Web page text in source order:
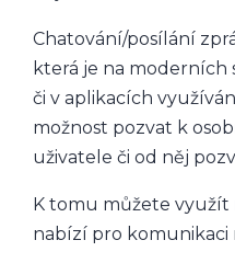
Chatování/posílání
která je na moderních
či v aplikacích
možnost pozvat k
uživatele či od něj
K tomu můžete využít
nabízí pro